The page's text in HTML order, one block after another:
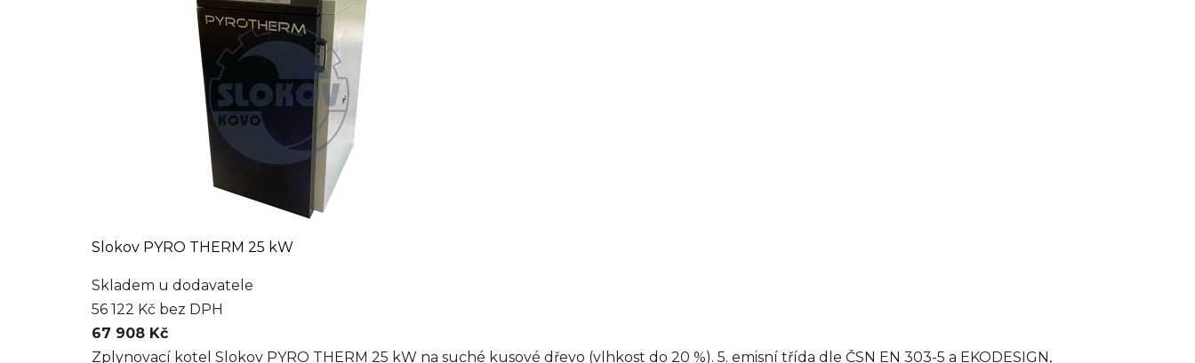
Slokov PYRO THERM 25 kW
Skladem u dodavatele
56 122 Kč bez DPH
67 908 Kč
Zplynovací kotel Slokov PYRO THERM 25 kW na suché kusové dřevo (vlhkost do 20 %). 5. emisní třída dle ČSN EN 303-5 a EKODESIGN,